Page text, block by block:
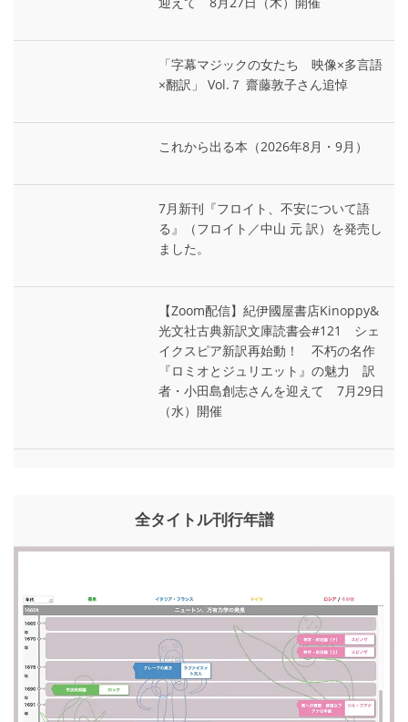
「字幕マジックの女たち 映像×多言語
×翻訳」 Vol.７ 齋藤敦子さん追悼
これから出る本（2026年8月・9月）
7月新刊『フロイト、不安について語
る』（フロイト／中山 元 訳）を発売し
ました。
【Zoom配信】紀伊國屋書店Kinoppy&
光文社古典新訳文庫読書会#121 シェ
イクスピア新訳再始動！ 不朽の名作
『ロミオとジュリエット』の魅力 訳
者・小田島創志さんを迎えて 7月29日
（水）開催
全タイトル刊行年譜